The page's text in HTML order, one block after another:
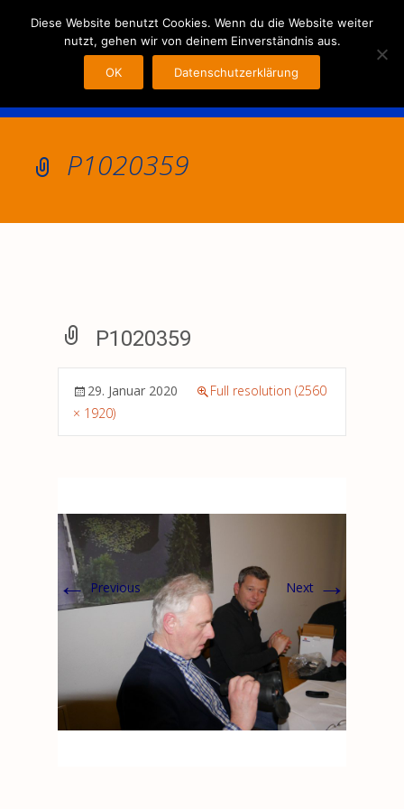
P1020359
P1020359
29. Januar 2020
Full resolution (2560
× 1920)
← Previous Next →
MENU
Diese Website benutzt Cookies. Wenn du die Website weiter
nutzt, gehen wir von deinem Einverständnis aus.
OK Datenschutzerklärung